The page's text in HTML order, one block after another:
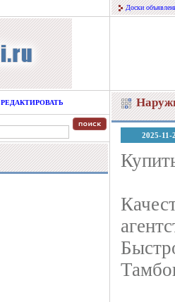
Доски
РЕДАКТИРОВАТЬ
2025-11-